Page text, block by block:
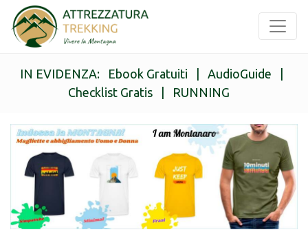
IN EVIDENZA: Ebook Gratuiti AudioGuide
Checklist Gratis| RUNNING